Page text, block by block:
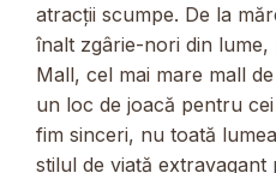
atracții scumpe. De la
înalt zgârie-nori din lume,
Mall, cel mai mare mall
un loc de joacă pentru
fim sinceri, nu toată
stilul de viață